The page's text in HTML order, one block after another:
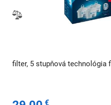
filter, 5 stupňová technológia
€